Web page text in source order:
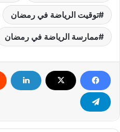
توقيت الرياضة في رمضان
ممارسة الرياضة في رمضان